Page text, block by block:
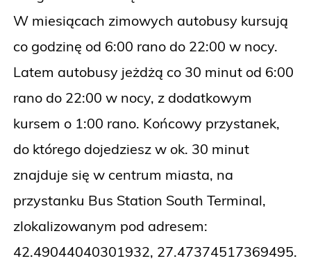
W miesiącach zimowych autobusy kursują
co godzinę od 6:00 rano do 22:00 w nocy.
Latem autobusy jeżdżą co 30 minut od 6:00
rano do 22:00 w nocy, z dodatkowym
kursem o 1:00 rano. Końcowy przystanek,
do którego dojedziesz w ok. 30 minut
znajduje się w centrum miasta, na
przystanku Bus Station South Terminal,
zlokalizowanym pod adresem:
42.49044040301932, 27.47374517369495.